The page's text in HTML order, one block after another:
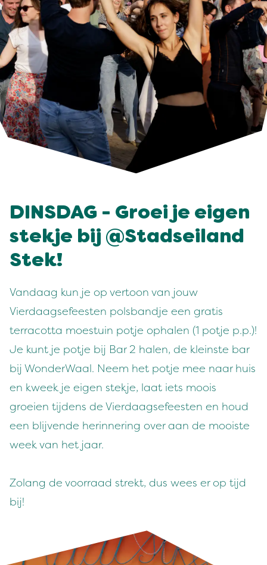
DINSDAG - Groei je eigen
stekje bij @Stadseiland
Stek!
Vandaag kun je op vertoon van jouw
Vierdaagsefeesten polsbandje een gratis
terracotta moestuin potje ophalen (1 potje p.p.)!
Je kunt je potje bij Bar 2 halen, de kleinste bar
bij WonderWaal. Neem het potje mee naar huis
en kweek je eigen stekje, laat iets moois
groeien tijdens de Vierdaagsefeesten en houd
een blijvende herinnering over aan de mooiste
week van het jaar.
Zolang de voorraad strekt, dus wees er op tijd
bij!